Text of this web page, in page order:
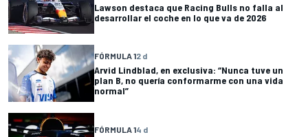
Lawson destaca que Racing Bulls no falla al
desarrollar el coche en lo que va de 2026
FÓRMULA 12 d
Arvid Lindblad, en exclusiva: “Nunca tuve un
plan B, no quería conformarme con una vida
normal”
FÓRMULA 14 d